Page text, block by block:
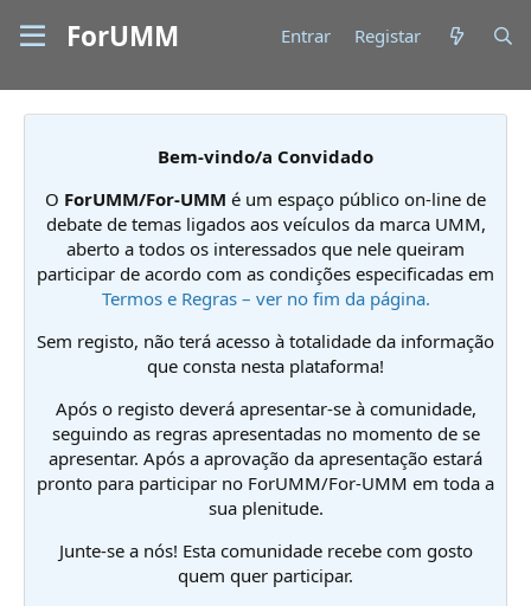
ForUMM Entrar Registar
Bem-vindo/a Convidado
O ForUMM/For-UMM é um espaço público on-line de
debate de temas ligados aos veículos da marca UMM,
aberto a todos os interessados que nele queiram
participar de acordo com as condições especificadas em
Termos e Regras – ver no fim da página.
Sem registo, não terá acesso à totalidade da informação
que consta nesta plataforma!
Após o registo deverá apresentar-se à comunidade,
seguindo as regras apresentadas no momento de se
apresentar. Após a aprovação da apresentação estará
pronto para participar no ForUMM/For-UMM em toda a
sua plenitude.
Junte-se a nós! Esta comunidade recebe com gosto
quem quer participar.